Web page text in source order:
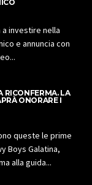
a investire nella
e annuncia con
RICONFERMA. LA
ONORARE I
queste le prime
Boys Galatina,
alla guida...